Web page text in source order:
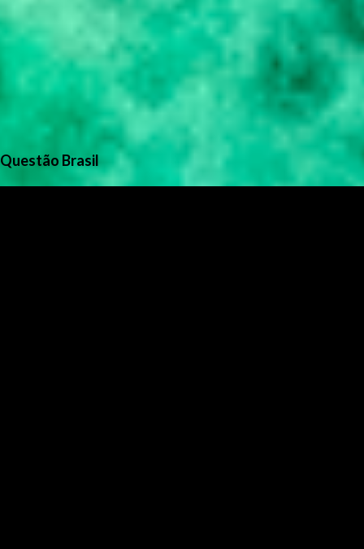
Questão Brasil